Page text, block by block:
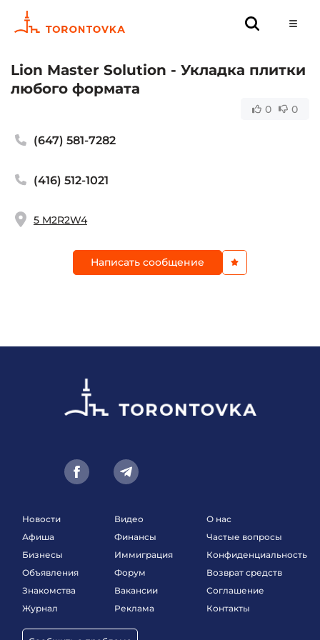
Lion Master Solution - Укладка плитки
любого формата
0 0
(647) 581-7282
(416) 512-1021
5 M2R2W4
Написать сообщение
Новости
Афиша
Бизнесы
Объявления
Знакомства
Журнал
Видео
Финансы
Иммиграция
Форум
Вакансии
Реклама
О нас
Частые вопросы
Конфиденциальность
Возврат средств
Соглашение
Контакты